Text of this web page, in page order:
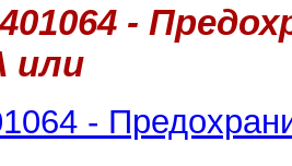
-
или
-